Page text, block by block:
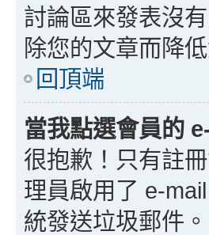
討論區來發表沒
除您的文章而降
回頂端
當我點選會員的
很抱歉！只有註
理員啟用了 e-
統發送垃圾郵件。